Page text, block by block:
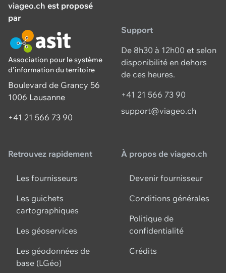
viageo.ch est proposé
par
Association pour le système
d'information du territoire
Boulevard de Grancy 56
1006 Lausanne
+41 21 566 73 90
Support
De 8h30 à 12h00 et selon
disponibilité en dehors
de ces heures.
+41 21 566 73 90
support@viageo.ch
Retrouvez rapidement
Les fournisseurs
Les guichets
cartographiques
Les géoservices
Les géodonnées de
base (LGéo)
À propos de viageo.ch
Devenir fournisseur
Conditions générales
Politique de
confidentialité
Crédits